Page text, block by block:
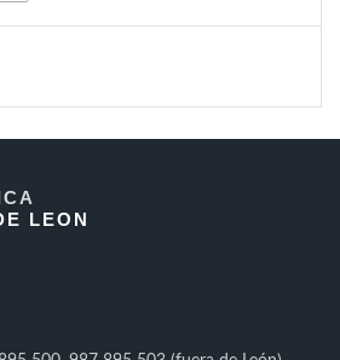
LEON